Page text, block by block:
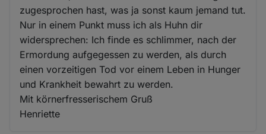
zugesprochen hast, was ja sonst kaum jemand tut.
Nur in einem Punkt muss ich als Huhn dir
widersprechen: Ich finde es schlimmer, nach der
Ermordung aufgegessen zu werden, als durch
einen vorzeitigen Tod vor einem Leben in Hunger
und Krankheit bewahrt zu werden.
Mit körnerfresserischem Gruß
Henriette